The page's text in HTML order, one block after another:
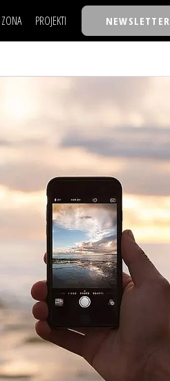
PROJEKTI
SCHOOL
BIZBENDOVI
LIGA
BIZLIFE WEEK
GODINE
NEWSLETTER
NAJKOLEGA
30 ISPOD 30
LIGA
BIZLIFE WEEK
GODINE